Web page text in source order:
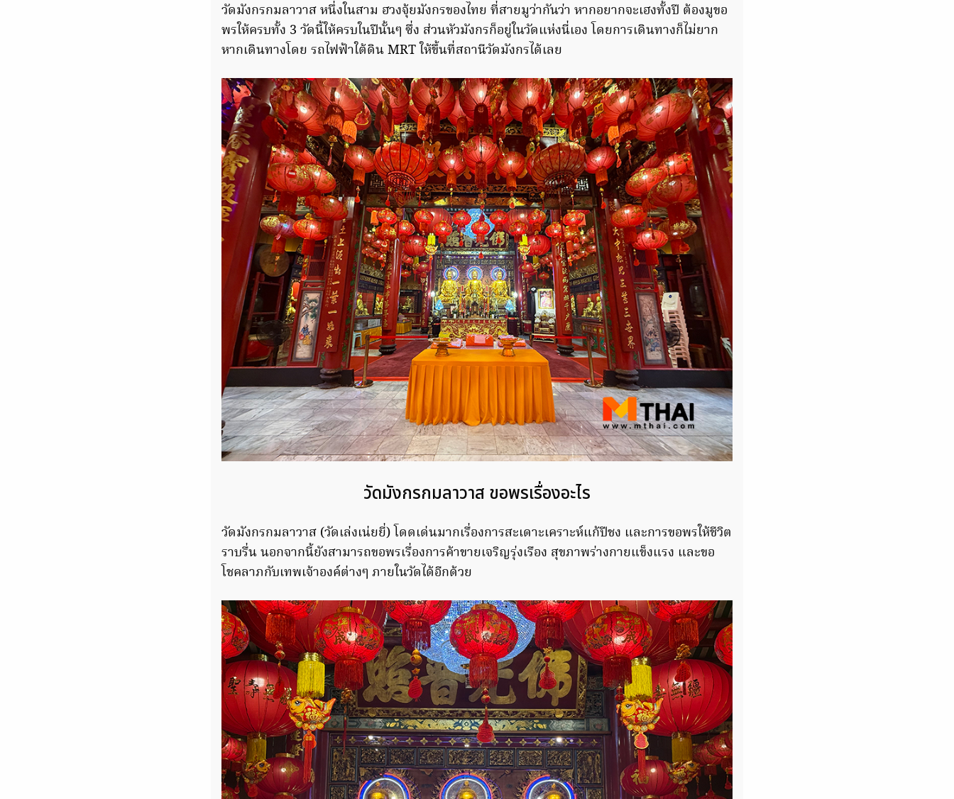
วัดมังกรกมลาวาส หนึ่งในสาม ฮวงจุ้ยมังกรของไทย ที่สายมูว่ากันว่า หากอยากจะเฮงทั้งปี ต้องมูขอ
พรให้ครบทั้ง 3 วัดนี้ให้ครบในปีนั้นๆ ซึ่ง ส่วนหัวมังกรก็อยู่ในวัดแห่งนี่เอง โดยการเดินทางก็ไม่ยาก
หากเดินทางโดย รถไฟฟ้าใต้ดิน MRT ให้ขึ้นที่สถานีวัดมังกรได้เลย
วัดมังกรกมลาวาส ขอพรเรื่องอะไร
วัดมังกรกมลาวาส (วัดเล่งเน่ยยี่) โดดเด่นมากเรื่องการสะเดาะเคราะห์แก้ปีชง และการขอพรให้ชีวิต
ราบรื่น นอกจากนี้ยังสามารถขอพรเรื่องการค้าขายเจริญรุ่งเรือง สุขภาพร่างกายแข็งแรง และขอ
โชคลาภกับเทพเจ้าองค์ต่างๆ ภายในวัดได้อีกด้วย